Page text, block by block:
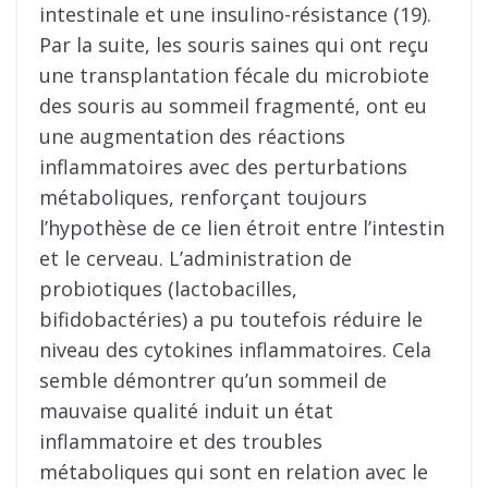
intestinale et une insulino-résistance (19).
Par la suite, les souris saines qui ont reçu
une transplantation fécale du microbiote
des souris au sommeil fragmenté, ont eu
une augmentation des réactions
inflammatoires avec des perturbations
métaboliques, renforçant toujours
l’hypothèse de ce lien étroit entre l’intestin
et le cerveau. L’administration de
probiotiques (lactobacilles,
bifidobactéries) a pu toutefois réduire le
niveau des cytokines inflammatoires. Cela
semble démontrer qu’un sommeil de
mauvaise qualité induit un état
inflammatoire et des troubles
métaboliques qui sont en relation avec le